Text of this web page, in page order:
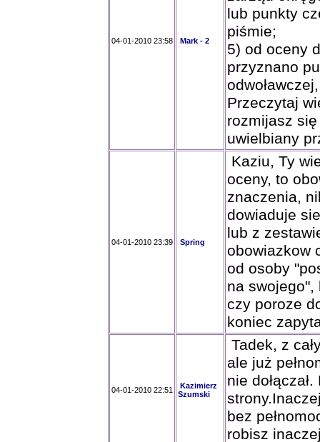
04-01-2010 23:58 Mark - 2
lub punkty
piśmie;
5) od oceny
przyznano
Przeczytaj
rozmijasz
uwielbiany
04-01-2010 23:39 Spring
Kaziu, Ty
oceny, to
znaczenia,
dowiaduje
lub z
obowiazkow
od osoby
na
czy poroze
koniec
04-01-2010 22:51
Kazimierz
Szumski
Tadek, z
ale już
nie
bez
robisz